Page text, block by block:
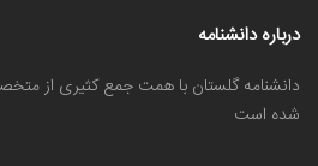
درباره دانشنامه
دانشنامه گلستان با همت جمع کثیری از
شده است